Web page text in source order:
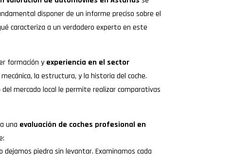
disponer de un informe preciso sobre el
caracteriza a un verdadero experto en este
formación yexperiencia en el sector
la estructura, y la historia del coche.
mercado local le permite realizar comparativas
una evaluación de coches profesional en
dejamos piedra sin levantar. Examinamos cada